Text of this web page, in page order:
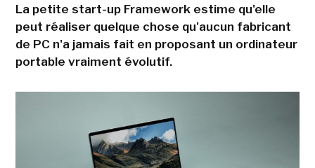
La petite start-up Framework estime qu'elle
peut réaliser quelque chose qu'aucun fabricant
de PC n'a jamais fait en proposant un ordinateur
portable vraiment évolutif.